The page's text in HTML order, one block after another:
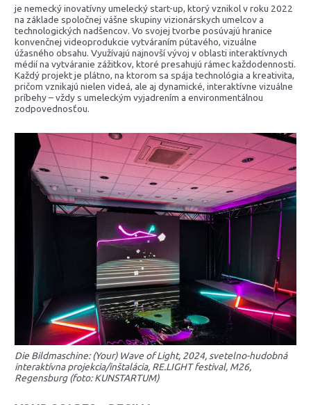
je nemecký inovatívny umelecký start-up, ktorý vznikol v roku 2022
na základe spoločnej vášne skupiny vizionárskych umelcov a
technologických nadšencov. Vo svojej tvorbe posúvajú hranice
konvenčnej videoprodukcie vytváraním pútavého, vizuálne
úžasného obsahu. Využívajú najnovší vývoj v oblasti interaktívnych
médií na vytváranie zážitkov, ktoré presahujú rámec každodennosti.
Každý projekt je plátno, na ktorom sa spája technológia a kreativita,
pričom vznikajú nielen videá, ale aj dynamické, interaktívne vizuálne
príbehy – vždy s umeleckým vyjadrením a environmentálnou
zodpovednosťou.
Die Bildmaschine: (Your) Wave of Light, 2024, svetelno-hudobná
interaktívna projekcia/inštalácia, RE.LIGHT festival, M26,
Regensburg (foto: KUNSTARTUM)